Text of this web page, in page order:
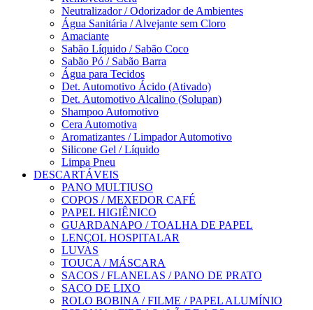
Neutralizador / Odorizador de Ambientes
Água Sanitária / Alvejante sem Cloro
Amaciante
Sabão Líquido / Sabão Coco
Sabão Pó / Sabão Barra
Água para Tecidos
Det. Automotivo Ácido (Ativado)
Det. Automotivo Alcalino (Solupan)
Shampoo Automotivo
Cera Automotiva
Aromatizantes / Limpador Automotivo
Silicone Gel / Líquido
Limpa Pneu
DESCARTÁVEIS
PANO MULTIUSO
COPOS / MEXEDOR CAFÉ
PAPEL HIGIÊNICO
GUARDANAPO / TOALHA DE PAPEL
LENÇOL HOSPITALAR
LUVAS
TOUCA / MÁSCARA
SACOS / FLANELAS / PANO DE PRATO
SACO DE LIXO
ROLO BOBINA / FILME / PAPEL ALUMÍNIO